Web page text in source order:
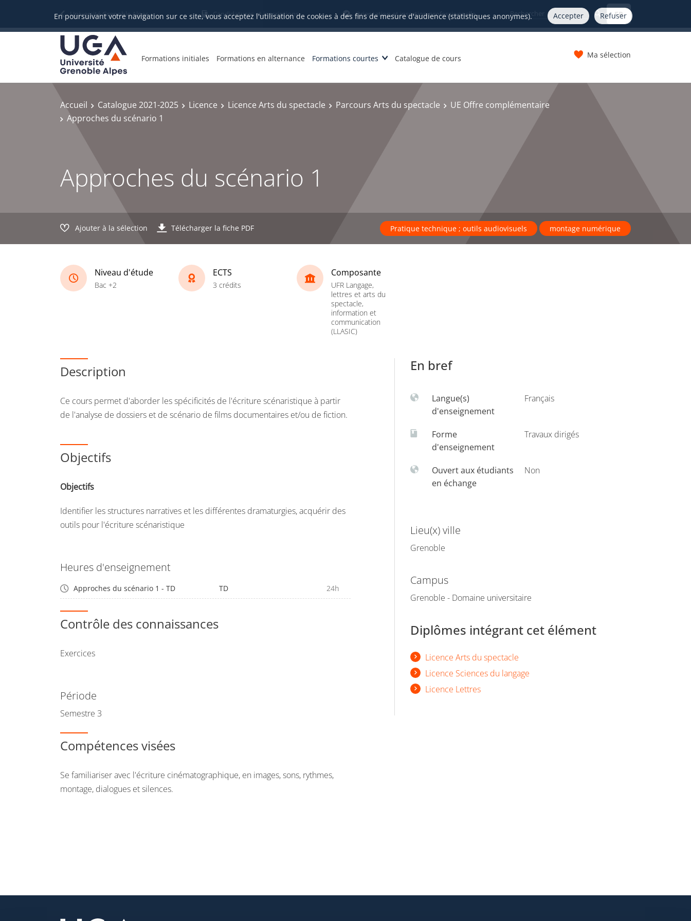
En poursuivant votre navigation sur ce site, vous acceptez l'utilisation de cookies à des fins de mesure d'audience (statistiques anonymes). Accepter Refuser
Université Grenoble Alpes Candidatures et inscriptions Orientation et insertion professionnelle FR
Formations initiales Formations en alternance Formations courtes Catalogue de cours Ma sélection
Accueil Catalogue 2021-2025 Licence Licence Arts du spectacle Parcours Arts du spectacle
UE Offre complémentaire
Approches du scénario 1
Approches du scénario 1
Ajouter à la sélection Télécharger la fiche PDF Pratique technique ; outils audiovisuels montage numérique
Niveau d'étude
Bac +2
ECTS
3 crédits
Composante
UFR Langage,
lettres et arts du
spectacle,
information et
communication
(LLASIC)
Description
Ce cours permet d'aborder les spécificités de l'écriture scénaristique à partir
de l'analyse de dossiers et de scénario de films documentaires et/ou de fiction.
Objectifs
Objectifs
Identifier les structures narratives et les différentes dramaturgies, acquérir des
outils pour l'écriture scénaristique
Heures d'enseignement
Approches du scénario 1 - TD TD 24h
Contrôle des connaissances
Exercices
Période
Semestre 3
Compétences visées
Se familiariser avec l'écriture cinématographique, en images, sons, rythmes,
montage, dialogues et silences.
En bref
Langue(s)
d'enseignement
Français
Forme
d'enseignement
Travaux dirigés
Ouvert aux étudiants
en échange
Non
Lieu(x) ville
Grenoble
Campus
Grenoble - Domaine universitaire
Diplômes intégrant cet élément
Licence Arts du spectacle
Licence Sciences du langage
Licence Lettres